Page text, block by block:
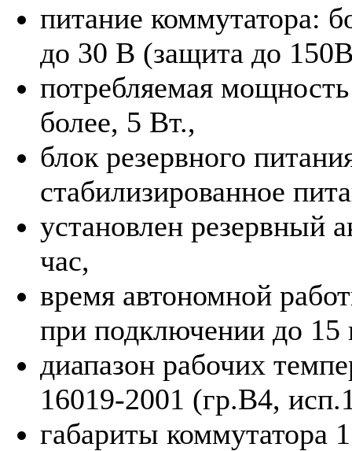
питание коммутатора:
до 30 В (защита до
потребляемая
более, 5 Вт.,
блок резервного
стабилизированное
установлен резервный
час,
время автономной
при подключении до 15
диапазон рабочих
16019-2001 (гр.В4,
габариты коммутатора